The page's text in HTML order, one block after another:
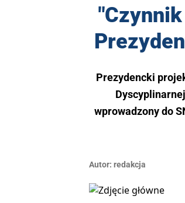
Prezydencki
wprowadzony do
Autor: redakcja